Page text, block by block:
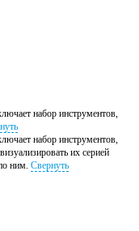
набор инструментов,
набор инструментов,
их серией
ним. Свернуть